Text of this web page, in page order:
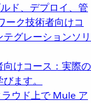
ド、デプロイ、管
ーク技術者向けコ
グレーションソリ
向けコース：実際の
ます。
ウド上で Mule ア